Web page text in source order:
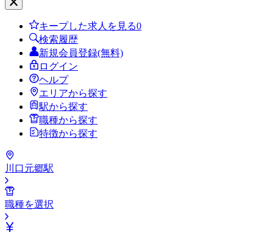
キープした求人を見る0
検索履歴
新規会員登録(無料)
ログイン
ヘルプ
エリアから探す
駅から探す
職種から探す
特徴から探す
川口元郷駅
職種を選択